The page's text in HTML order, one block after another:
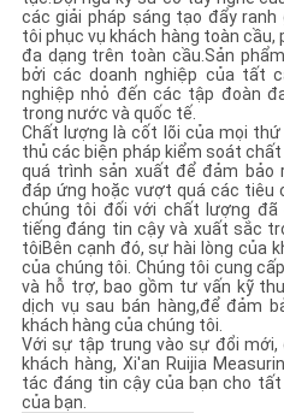
các giải pháp sáng tạo đẩy ranh
tôi phục vụ khách hàng toàn
đa dạng trên toàn cầu.Sản
bởi các doanh nghiệp của tất
nghiệp nhỏ đến các tập đoàn
trong nước và quốc tế.
Chất lượng là cốt lõi của mọi
thủ các biện pháp kiểm soát
quá trình sản xuất để đảm bảo
đáp ứng hoặc vượt quá các tiêu
chúng tôi đối với chất lượng
tiếng đáng tin cậy và xuất sắc
tôiBên cạnh đó, sự hài lòng của
của chúng tôi. Chúng tôi cung
và hỗ trợ, bao gồm tư vấn kỹ
dịch vụ sau bán hàng,để đảm
khách hàng của chúng tôi.
Với sự tập trung vào sự đổi
khách hàng, Xi'an Ruijia
tác đáng tin cậy của bạn cho
của bạn.